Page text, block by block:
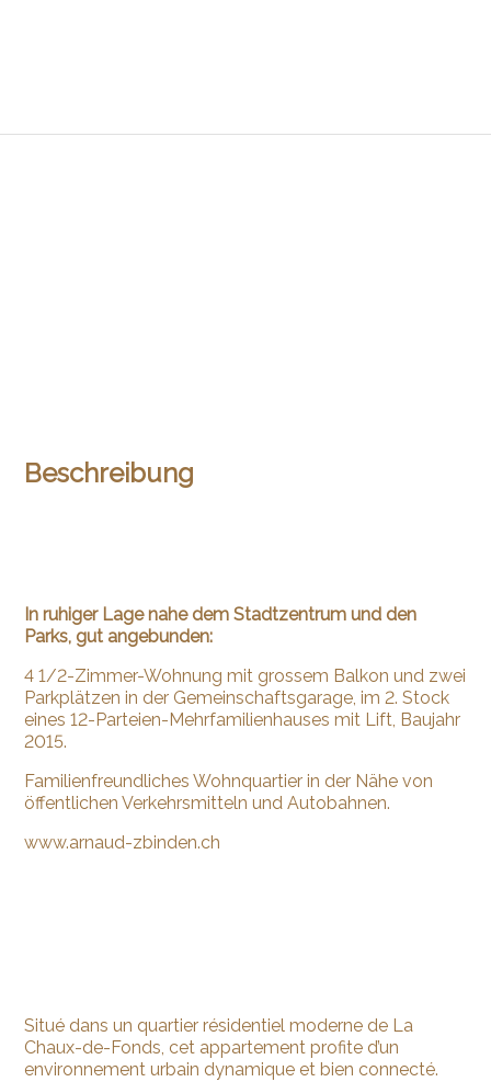
Beschreibung
In ruhiger Lage nahe dem Stadtzentrum und den
Parks, gut angebunden:
4 1/2-Zimmer-Wohnung mit grossem Balkon und zwei
Parkplätzen in der Gemeinschaftsgarage, im 2. Stock
eines 12-Parteien-Mehrfamilienhauses mit Lift, Baujahr
2015.
Familienfreundliches Wohnquartier in der Nähe von
öffentlichen Verkehrsmitteln und Autobahnen.
www.arnaud-zbinden.ch
Situé dans un quartier résidentiel moderne de La
Chaux-de-Fonds, cet appartement profite d’un
environnement urbain dynamique et bien connecté.